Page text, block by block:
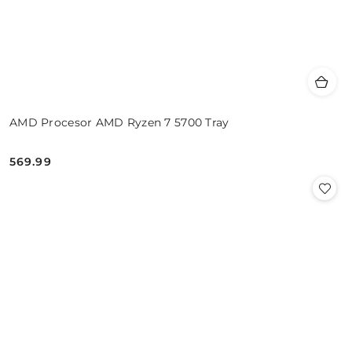
AMD Procesor AMD Ryzen 7 5700 Tray
Cena:
569.99